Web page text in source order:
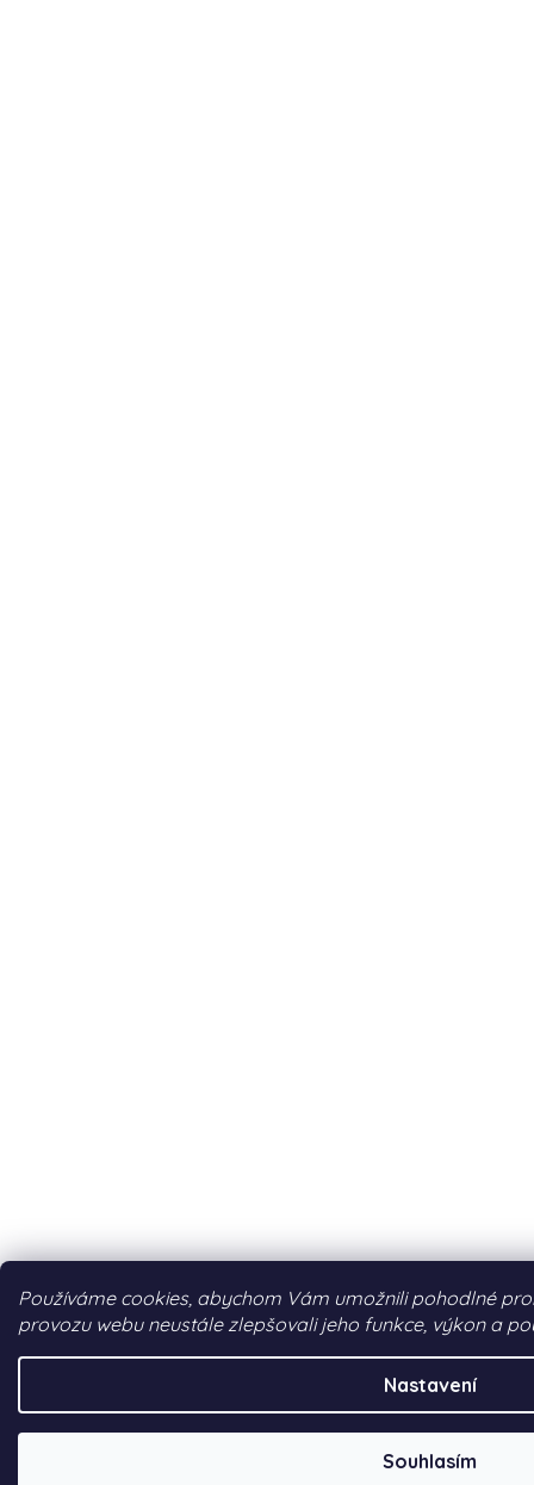
Používáme cookies, abychom Vám umožnili pohodlné
provozu webu neustále zlepšovali jeho funkce, výkon a
Nastavení
Souhlasím